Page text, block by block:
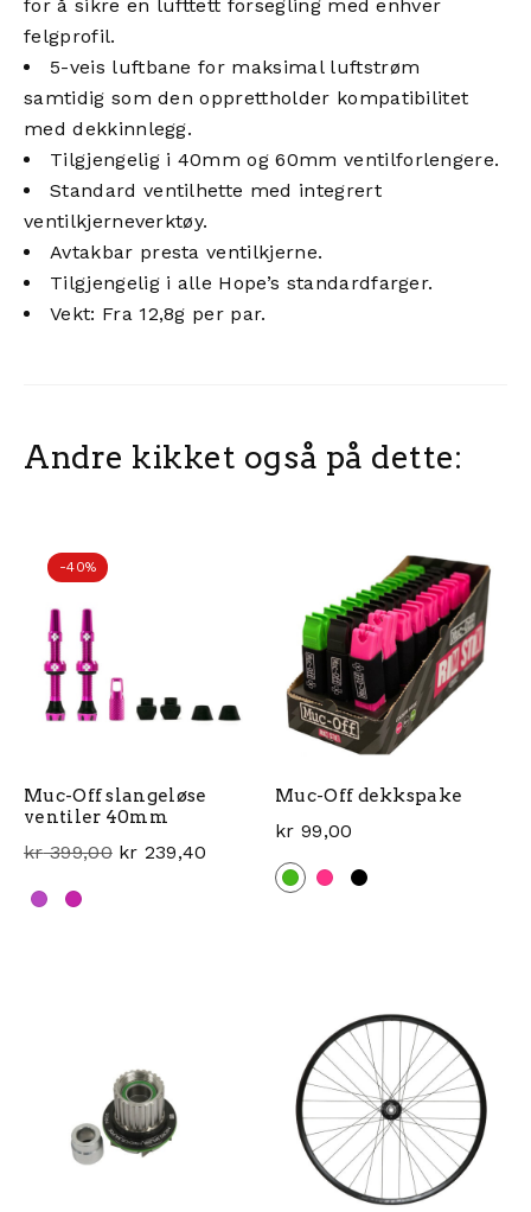
for å sikre en lufttett forsegling med enhver
felgprofil.
5-veis luftbane for maksimal luftstrøm
samtidig som den opprettholder kompatibilitet
med dekkinnlegg.
Tilgjengelig i 40mm og 60mm ventilforlengere.
Standard ventilhette med integrert
ventilkjerneverktøy.
Avtakbar presta ventilkjerne.
Tilgjengelig i alle Hope’s standardfarger.
Vekt: Fra 12,8g per par.
Andre kikket også på dette:
-40%
Muc-Off slangeløse
ventiler 40mm
kr399,00
Opprinnelig pris var: kr 399,00.
kr 239,40
Nåværende pris er: kr 239,40.
Muc-Off dekkspake
kr 99,00